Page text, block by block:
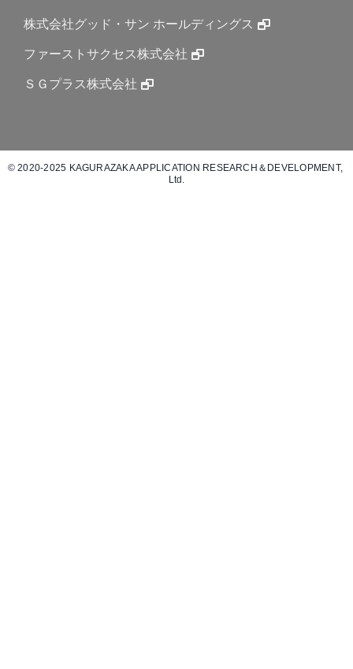
株式会社グッド・サン ホールディングス
ファーストサクセス株式会社
ＳＧプラス株式会社
© 2020-2025 KAGURAZAKA APPLICATION RESEARCH＆DEVELOPMENT,
Ltd.